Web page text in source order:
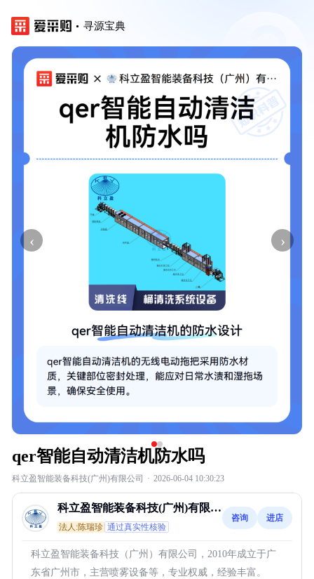
寻源宝典
‹ ›
qer智能自动清洁机防水吗
科立盈智能装备科技(广州)有限公司 · 2026-06-04 10:30:23
科立盈智能装备科技(广州)有限公
司
法人:陈瑞珍 通过真实性核验
咨询 进店
科立盈智能装备科技（广州）有限公司，2010年成立于广
东省广州市，主营喷雾设备等，专业权威，经验丰富。